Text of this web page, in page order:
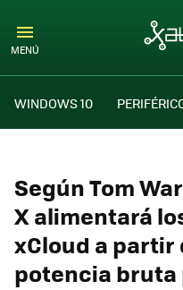
MENÚ
WINDOWS 10
Según Tom
X alimentará
xCloud a partir
potencia bruta